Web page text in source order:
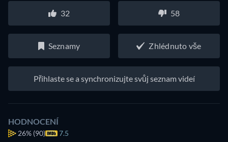
32 58
Seznamy Zhlédnuto vše
Přihlaste se a synchronizujte svůj seznam videí
HODNOCENÍ
26% (90) 7.5